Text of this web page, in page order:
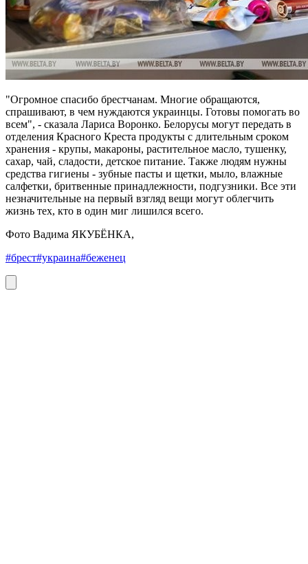
"Огромное спасибо брестчанам. Многие обращаются,
спрашивают, в чем нуждаются украинцы. Готовы помогать во
всем", - сказала Лариса Воронко. Белорусы могут передать в
отделения Красного Креста продукты с длительным сроком
хранения - крупы, макароны, растительное масло, тушенку,
сахар, чай, сладости, детское питание. Также людям нужны
средства гигиены - зубные пасты и щетки, мыло, влажные
салфетки, бритвенные принадлежности, подгузники. Все эти
незначительные на первый взгляд вещи могут облегчить
жизнь тех, кто в один миг лишился всего.
Фото Вадима ЯКУБЁНКА,
#брест#украина#беженец